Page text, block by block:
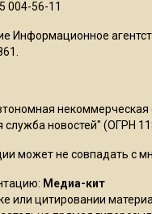
004-56-11
Информационное
новостей" (ОГРН
может не совпадать с
Медиа-кит
или цитировании